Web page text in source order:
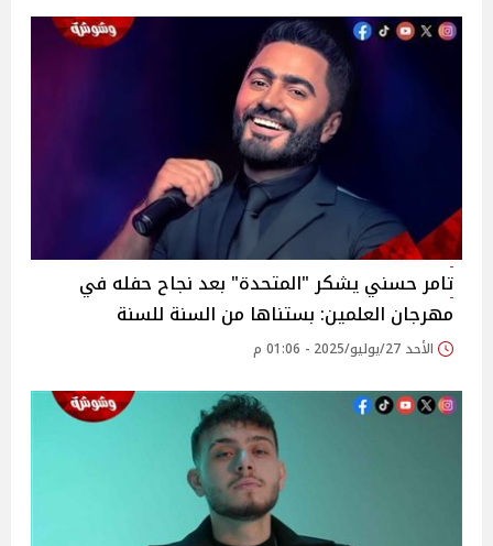
تامر حسني يشكر "المتحدة" بعد نجاح حفله في
مهرجان العلمين: بستناها من السنة للسنة
الأحد 27/يوليو/2025 - 01:06 م